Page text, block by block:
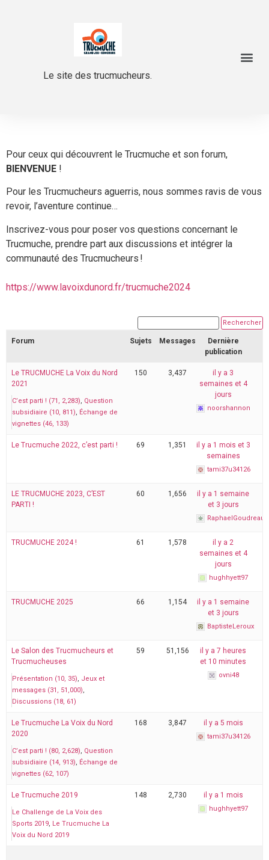
Le site des trucmucheurs.
Pour ceux qui découvrent le Trucmuche et son forum,
BIENVENUE !
Pour les Trucmucheurs aguerris, nous sommes ravis de vous
revoir, l’aventure continue…
Inscrivez-vous pour poser vos questions concernant le
Trucmuche, prendre part aux discussions et intégrer la
communauté des Trucmucheurs !
https://www.lavoixdunord.fr/trucmuche2024
Forum Sujets Messages
Dernière
publication
Le TRUCMUCHE La Voix du Nord
2021
C’est parti ! (71, 2,283)
Question
subsidiaire (10, 811)
Échange de
vignettes (46, 133)
150 3,437
il y a 3
semaines et 4
jours
noorshannon
Le Trucmuche 2022, c’est parti ! 69 1,351
il y a 1 mois et 3
semaines
tami37u34126
LE TRUCMUCHE 2023, C’EST
PARTI !
60 1,656
il y a 1 semaine
et 3 jours
RaphaelGoudreau
TRUCMUCHE 2024 ! 61 1,578
il y a 2
semaines et 4
jours
hughhyett97
TRUCMUCHE 2025 66 1,154
il y a 1 semaine
et 3 jours
BaptisteLeroux
Le Salon des Trucmucheurs et
Trucmucheuses
Présentation (10, 35)
Jeux et
messages (31, 51,000)
Discussions (18, 61)
59 51,156
il y a 7 heures
et 10 minutes
ovni48
Le Trucmuche La Voix du Nord
2020
C’est parti ! (80, 2,628)
Question
subsidiaire (14, 913)
Échange de
vignettes (62, 107)
168 3,847 il y a 5 mois
tami37u34126
Le Trucmuche 2019
Le Challenge de La Voix des
Sports 2019
Le Trucmuche La
Voix du Nord 2019
148 2,730 il y a 1 mois
hughhyett97